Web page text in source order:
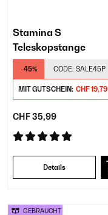
Stamina S
Teleskopstange
-45% CODE: SALE45P
MIT GUTSCHEIN: CHF 19,79
CHF 35,99
Details
GEBRAUCHT